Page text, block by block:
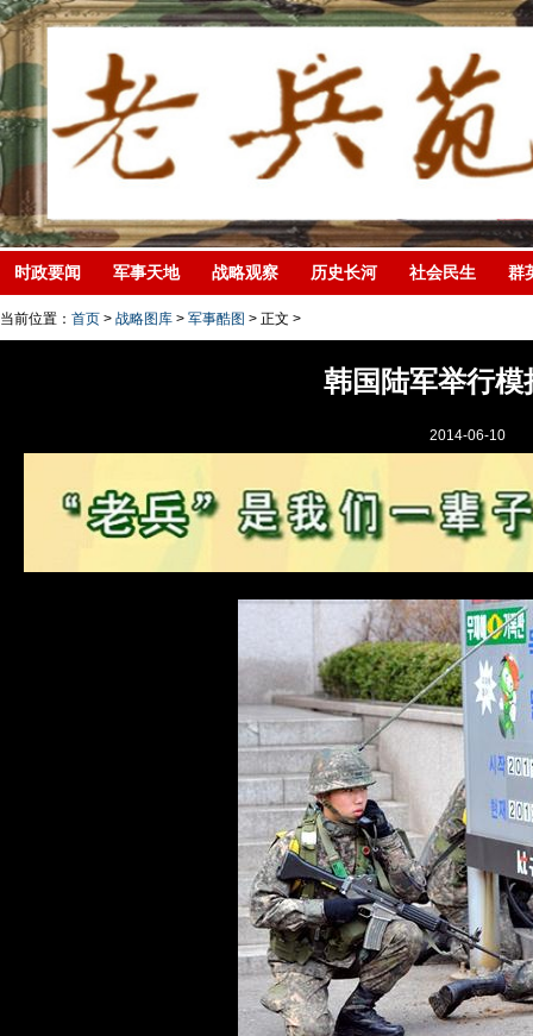
时政要闻 军事天地 战略观察 历史长河 社会民生 群
当前位置： 首页 > 战略图库 > 军事酷图 > 正文 >
韩国陆军举行
2014-06-10